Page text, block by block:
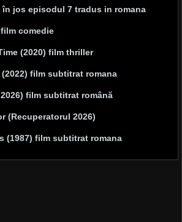
jos episodul 7 tradus in romana
comedie
(2020) film thriller
film subtitrat romana
film subtitrat română
(Recuperatorul 2026)
(1987) film subtitrat romana